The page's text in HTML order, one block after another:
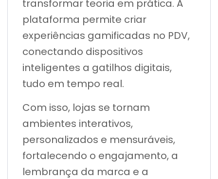
transformar teoria em prática. A
plataforma permite criar
experiências gamificadas no PDV,
conectando dispositivos
inteligentes a gatilhos digitais,
tudo em tempo real.
Com isso, lojas se tornam
ambientes interativos,
personalizados e mensuráveis,
fortalecendo o engajamento, a
lembrança da marca e a